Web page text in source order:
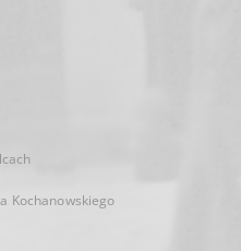
Kochanowskiego